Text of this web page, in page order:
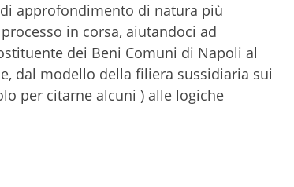
approfondimento di natura più
in corsa, aiutandoci ad
dei Beni Comuni di Napoli al
dal modello della filiera sussidiaria sui
per citarne alcuni ) alle logiche